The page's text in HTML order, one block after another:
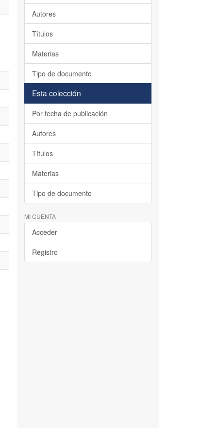
Autores
Títulos
Materias
Tipo de documento
Esta colección
Por fecha de publicación
Autores
Títulos
Materias
Tipo de documento
MI CUENTA
Acceder
Registro